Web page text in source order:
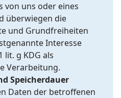
von uns oder eines
überwiegen die
und Grundfreiheiten
Interesse
lit. g KDG als
Verarbeitung.
Speicherdauer
Daten der betroffenen